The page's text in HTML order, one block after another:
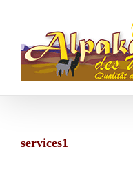
services1